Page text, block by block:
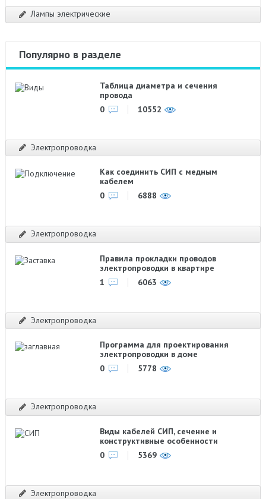
Лампы электрические
Популярно в разделе
Таблица диаметра и сечения
провода
0
10552
Электропроводка
Как соединить СИП с медным
кабелем
0
6888
Электропроводка
Правила прокладки проводов
электропроводки в квартире
1
6063
Электропроводка
Программа для проектирования
электропроводки в доме
0
5778
Электропроводка
Виды кабелей СИП, сечение и
конструктивные особенности
0
5369
Электропроводка